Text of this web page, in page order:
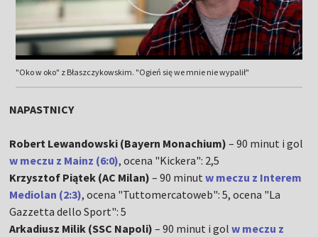
"Oko w oko" z Błaszczykowskim. "Ogień się we mnie nie wypalił"
NAPASTNICY
Robert Lewandowski (Bayern Monachium) – 90 minut i gol
w meczu z Mainz (6:0), ocena "Kickera": 2,5
Krzysztof Piątek (AC Milan) – 90 minutw meczu z Interem
Mediolan (2:3), ocena "Tuttomercatoweb": 5, ocena "La
Gazzetta dello Sport": 5
Arkadiusz Milik (SSC Napoli) – 90 minut i golw meczu z